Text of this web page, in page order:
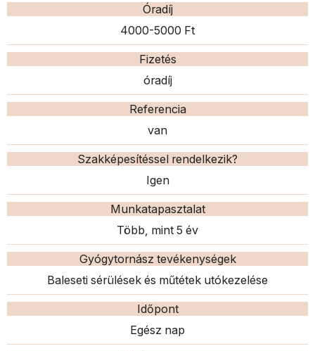
Óradíj
4000-5000 Ft
Fizetés
óradíj
Referencia
van
Szakképesítéssel rendelkezik?
Igen
Munkatapasztalat
Több, mint 5 év
Gyógytornász tevékenységek
Baleseti sérülések és műtétek utókezelése
Időpont
Egész nap